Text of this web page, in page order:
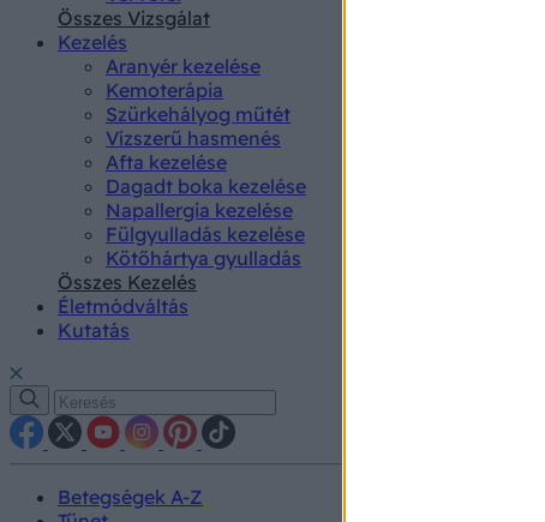
Összes Vizsgálat
Kezelés
Aranyér kezelése
Kemoterápia
Szürkehályog műtét
Vízszerű hasmenés
Afta kezelése
Dagadt boka kezelése
Napallergia kezelése
Fülgyulladás kezelése
Kötőhártya gyulladás
Összes Kezelés
Életmódváltás
Kutatás
Betegségek A-Z